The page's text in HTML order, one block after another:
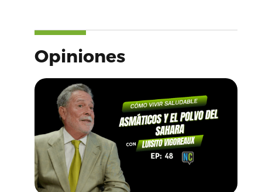
Opiniones